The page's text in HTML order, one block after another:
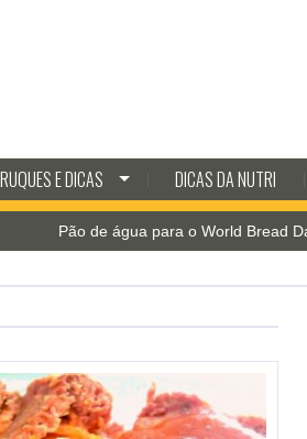
E DICAS DICAS DA NUTRI
Pão de água para o World Bread Day 2021